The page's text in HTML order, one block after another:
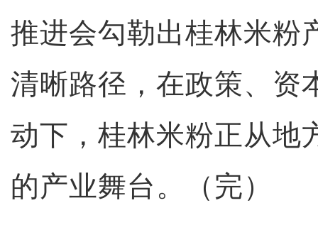
推进会勾勒出桂林米粉
清晰路径，在政策、资
动下，桂林米粉正从地
的产业舞台。（完）